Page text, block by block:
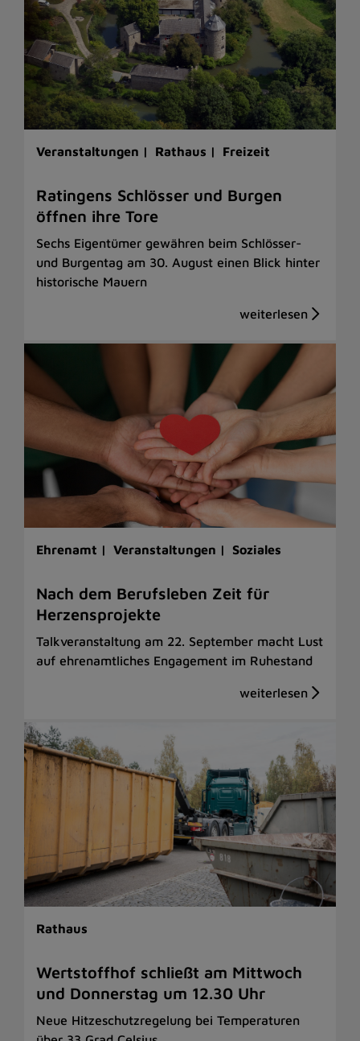
Veranstaltungen | Rathaus | Freizeit
Ratingens Schlösser und Burgen
öffnen ihre Tore
Sechs Eigentümer gewähren beim Schlösser-
und Burgentag am 30. August einen Blick hinter
historische Mauern
Ehrenamt | Veranstaltungen | Soziales
Nach dem Berufsleben Zeit für
Herzensprojekte
Talkveranstaltung am 22. September macht Lust
auf ehrenamtliches Engagement im Ruhestand
Rathaus
Wertstoffhof schließt am Mittwoch
und Donnerstag um 12.30 Uhr
Neue Hitzeschutzregelung bei Temperaturen